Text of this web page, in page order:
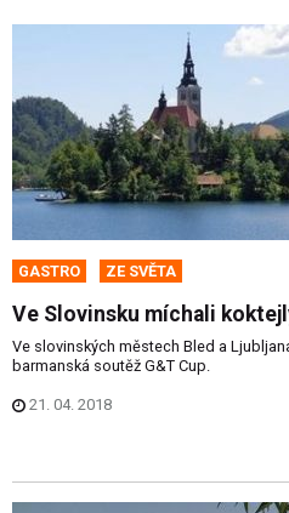
GASTRO ZE SVĚTA
Ve Slovinsku míchali
Ve slovinských městech Bled a
barmanská soutěž G&T Cup.
21. 04. 2018